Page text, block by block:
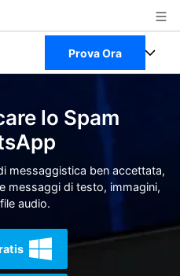
Prova Ora
lo Spam
messaggistica ben accettata,
messaggi di testo, immagini,
audio.